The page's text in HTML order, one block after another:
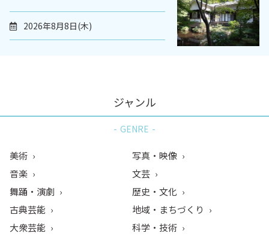
2026年8月8日(木)
ジャンル
GENRE
美術
音楽
舞踊・演劇
古典芸能
大衆芸能
写真・映像
文芸
歴史・文化
地域・まちづくり
科学・技術